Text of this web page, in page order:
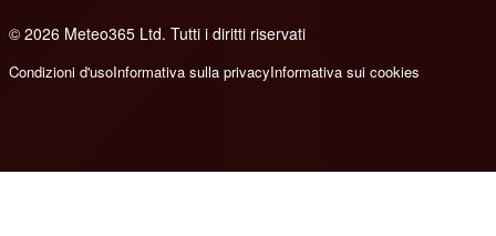
© 2026 Meteo365 Ltd. Tutti i diritti riservati
Condizioni d'usoInformativa sulla privacyInformativa sui cookies